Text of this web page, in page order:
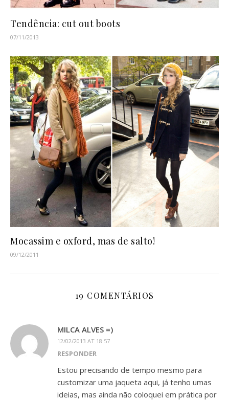
Tendência: cut out boots
07/11/2013
Mocassim e oxford, mas de salto!
09/12/2011
19 COMENTÁRIOS
MILCA ALVES =)
12/02/2013 AT 18:57
RESPONDER
Estou precisando de tempo mesmo para
customizar uma jaqueta aqui, já tenho umas
ideias, mas ainda não coloquei em prática por